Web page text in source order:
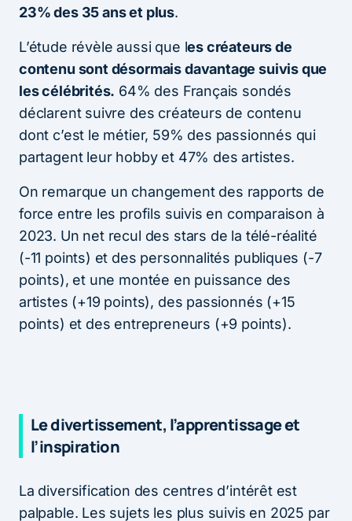
23% des 35 ans et plus.
L’étude révèle aussi que les créateurs de
contenu sont désormais davantage suivis que
les célébrités. 64% des Français sondés
déclarent suivre des créateurs de contenu
dont c’est le métier, 59% des passionnés qui
partagent leur hobby et 47% des artistes.
On remarque un changement des rapports de
force entre les profils suivis en comparaison à
2023. Un net recul des stars de la télé-réalité
(-11 points) et des personnalités publiques (-7
points), et une montée en puissance des
artistes (+19 points), des passionnés (+15
points) et des entrepreneurs (+9 points).
Le divertissement, l’apprentissage et
l’inspiration
La diversification des centres d’intérêt est
palpable. Les sujets les plus suivis en 2025 par